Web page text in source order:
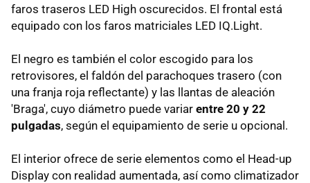
faros traseros LED High oscurecidos. El frontal está
equipado con los faros matriciales LED IQ.Light.
El negro es también el color escogido para los
retrovisores, el faldón del parachoques trasero (con
una franja roja reflectante) y las llantas de aleación
'Braga', cuyo diámetro puede variar entre 20 y 22
pulgadas, según el equipamiento de serie u opcional.
El interior ofrece de serie elementos como el Head-up
Display con realidad aumentada, así como climatizador